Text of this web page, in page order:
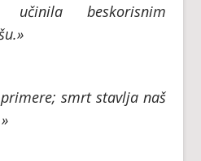
beskorisnim
smrt stavlja naš